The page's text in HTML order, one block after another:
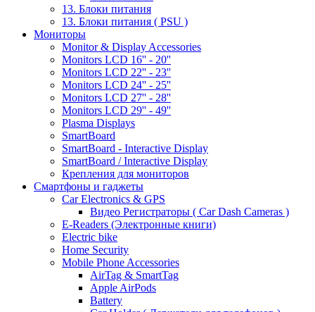
13. Блоки питания
13. Блоки питания ( PSU )
Мониторы
Monitor & Display Accessories
Monitors LCD 16'' - 20''
Monitors LCD 22'' - 23''
Monitors LCD 24'' - 25''
Monitors LCD 27'' - 28''
Monitors LCD 29'' - 49''
Plasma Displays
SmartBoard
SmartBoard - Interactive Display
SmartBoard / Interactive Display
Крепления для мониторов
Смартфоны и гаджеты
Car Electronics & GPS
Видео Регистраторы ( Car Dash Cameras )
E-Readers (Электронные книги)
Electric bike
Home Security
Mobile Phone Accessories
AirTag & SmartTag
Apple AirPods
Battery